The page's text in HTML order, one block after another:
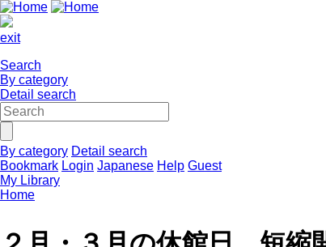
exit
Search
By category
Detail search
By category Detail search
Bookmark Login Japanese Help Guest
My Library
Home